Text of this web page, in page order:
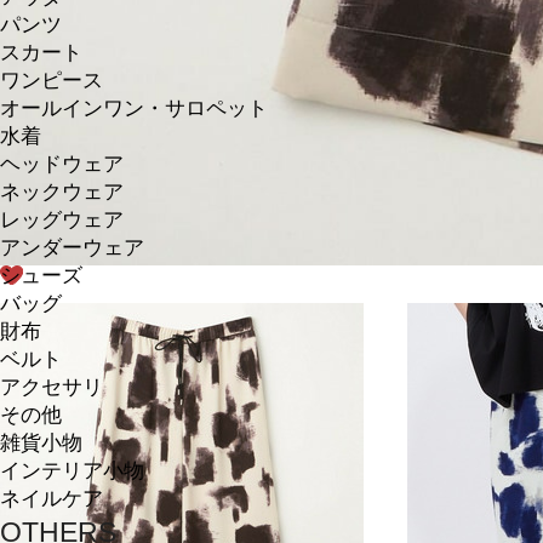
パンツ
スカート
ワンピース
オールインワン・サロペット
水着
ヘッドウェア
ネックウェア
レッグウェア
アンダーウェア
シューズ
バッグ
財布
ベルト
アクセサリ
その他
雑貨小物
インテリア小物
ネイルケア
OTHERS